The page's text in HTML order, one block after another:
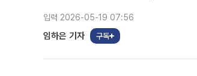
입력 2026-05-19 07:56
임하은 기자 구독